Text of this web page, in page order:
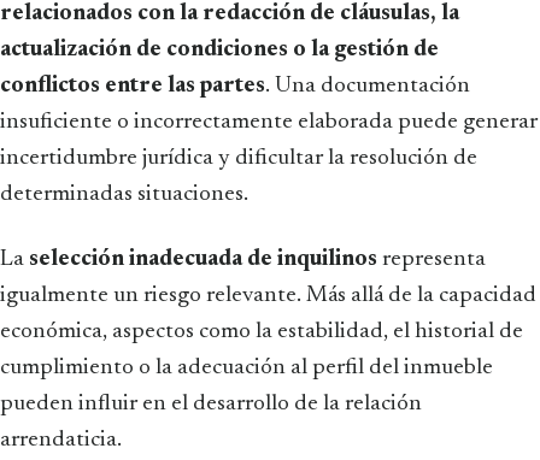
relacionados con la redacción de cláusulas, la
actualización de condiciones o la gestión de
conflictos entre las partes. Una documentación
insuficiente o incorrectamente elaborada puede generar
incertidumbre jurídica y dificultar la resolución de
determinadas situaciones.
La selección inadecuada de inquilinos representa
igualmente un riesgo relevante. Más allá de la capacidad
económica, aspectos como la estabilidad, el historial de
cumplimiento o la adecuación al perfil del inmueble
pueden influir en el desarrollo de la relación
arrendaticia.